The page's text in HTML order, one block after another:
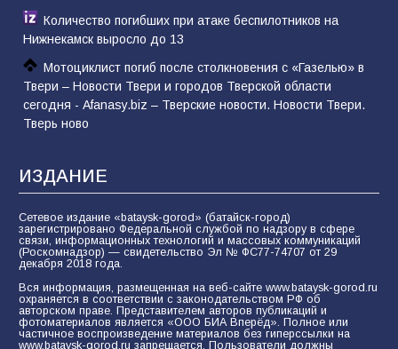
Количество погибших при атаке беспилотников на
Нижнекамск выросло до 13
Мотоциклист погиб после столкновения с «Газелью» в
Твери – Новости Твери и городов Тверской области
сегодня - Afanasy.biz – Тверские новости. Новости Твери.
Тверь ново
ИЗДАНИЕ
Сетевое издание «bataysk-gorod» (батайск-город)
зарегистрировано Федеральной службой по надзору в сфере
связи, информационных технологий и массовых коммуникаций
(Роскомнадзор) — свидетельство Эл № ФС77-74707 от 29
декабря 2018 года.
Вся информация, размещенная на веб-сайте www.bataysk-gorod.ru
охраняется в соответствии с законодательством РФ об
авторском праве. Представителем авторов публикаций и
фотоматериалов является «ООО БИА Вперёд». Полное или
частичное воспроизведение материалов без гиперссылки на
www.bataysk-gorod.ru запрещается. Пользователи должны